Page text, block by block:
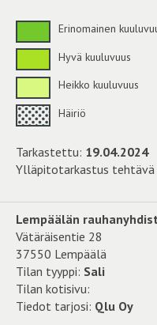
Erinomainen
Hyvä kuuluvuus
Heikko kuuluvuus
Häiriö
Tarkastettu: 19.04.2024
Ylläpitotarkastus tehtävä
Lempäälän
Vätäräisentie 28
37550 Lempäälä
Tilan tyyppi: Sali
Tilan kotisivu:
Tiedot tarjosi: Qlu Oy